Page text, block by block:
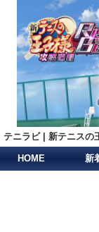
テニラビ | 新テニスの
HOME 新